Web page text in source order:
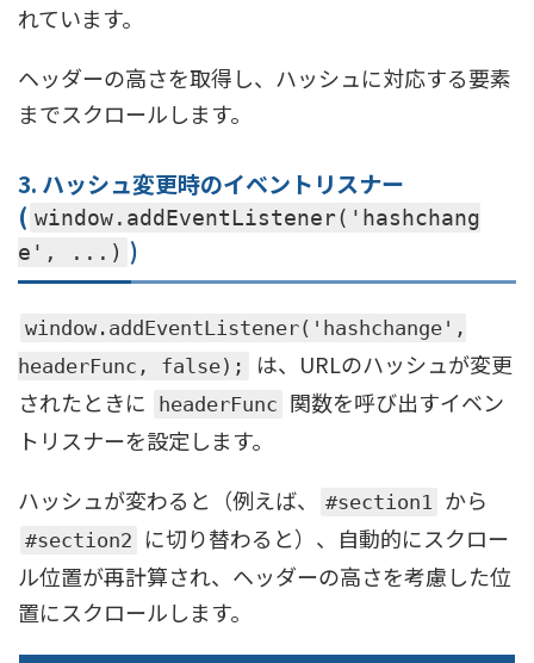
れています。
ヘッダーの高さを取得し、ハッシュに対応する要素
までスクロールします。
3. ハッシュ変更時のイベントリスナー
( window.addEventListener('hashchang
e', ...) )
window.addEventListener('hashchange',
headerFunc, false);
は、URLのハッシュが変更
されたときに
headerFunc 関数を呼び出すイベン
トリスナーを設定します。
ハッシュが変わると（例えば、
#section1 から
#section2
に切り替わると）、自動的にスクロー
ル位置が再計算され、ヘッダーの高さを考慮した位
置にスクロールします。